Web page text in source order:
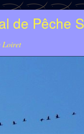
de Pêche
Loiret